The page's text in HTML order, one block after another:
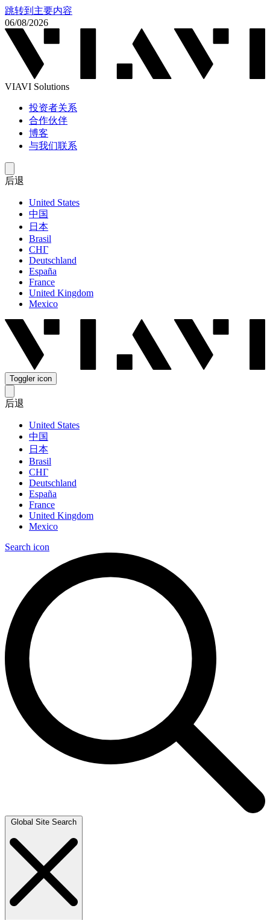
跳转到主要内容
06/08/2026
VIAVI Solutions
投资者关系
合作伙伴
博客
与我们联系
后退
United States
中国
日本
Brasil
СНГ
Deutschland
España
France
United Kingdom
Mexico
Toggler icon
后退
United States
中国
日本
Brasil
СНГ
Deutschland
España
France
United Kingdom
Mexico
Search icon
Global Site Search